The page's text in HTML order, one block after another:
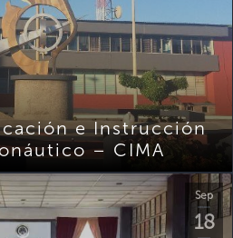
e Instrucción
– CIMA
Sep
18